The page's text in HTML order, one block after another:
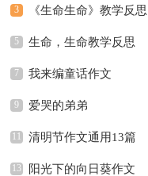
《生命生命》教学反思
生命，生命教学反思
我来编童话作文
爱哭的弟弟
清明节作文通用13篇
阳光下的向日葵作文